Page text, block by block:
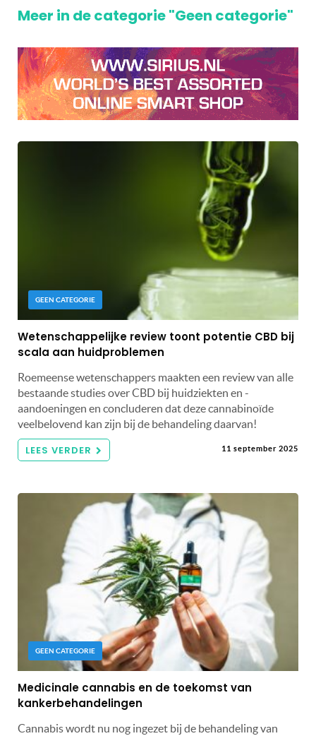
Meer in de categorie "Geen categorie"
GEEN CATEGORIE
Wetenschappelijke review toont potentie CBD bij
scala aan huidproblemen
Roemeense wetenschappers maakten een review van alle
bestaande studies over CBD bij huidziekten en -
aandoeningen en concluderen dat deze cannabinoïde
veelbelovend kan zijn bij de behandeling daarvan!
LEES VERDER 11 september 2025
GEEN CATEGORIE
Medicinale cannabis en de toekomst van
kankerbehandelingen
Cannabis wordt nu nog ingezet bij de behandeling van